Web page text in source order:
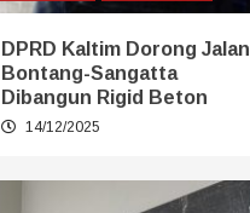
DPRD Kaltim Dorong Jalan
Bontang-Sangatta
Dibangun Rigid Beton
14/12/2025